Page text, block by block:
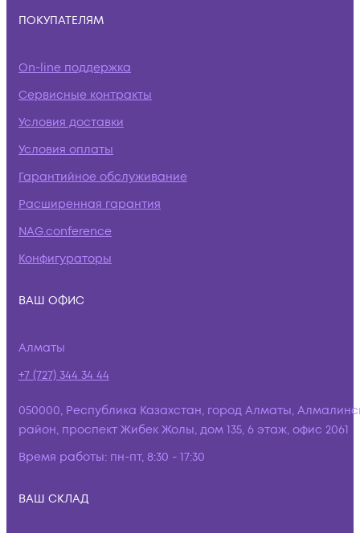
ПОКУПАТЕЛЯМ
On-line поддержка
Сервисные контракты
Условия доставки
Условия оплаты
Гарантийное обслуживание
Расширенная гарантия
NAG.conference
Конфигураторы
ВАШ ОФИС
Алматы
+7 (727) 344 34 44
050000, Республика Казахстан, город Алматы,
район, проспект Жибек Жолы, дом 135, 6 этаж, офис 2061
Время работы: пн-пт, 8:30 - 17:30
ВАШ СКЛАД